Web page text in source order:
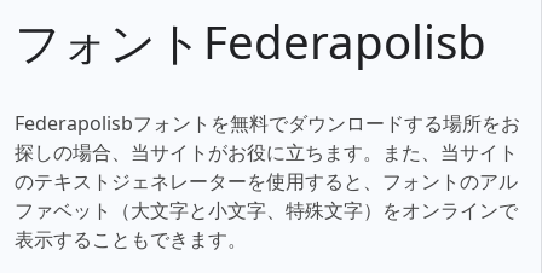
フォントFederapolisb
Federapolisbフォントを無料でダウンロードする場所をお
探しの場合、当サイトがお役に立ちます。また、当サイト
のテキストジェネレーターを使用すると、フォントのアル
ファベット（大文字と小文字、特殊文字）をオンラインで
表示することもできます。